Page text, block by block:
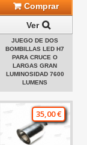
Comprar
Ver
JUEGO DE DOS
BOMBILLAS LED H7
PARA CRUCE O
LARGAS GRAN
LUMINOSIDAD 7600
LUMENS
35,00 €